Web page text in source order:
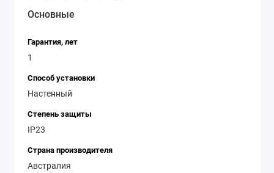
Основные
Гарантия, лет
1
Способ установки
Настенный
Степень защиты
IP23
Страна производителя
Австралия